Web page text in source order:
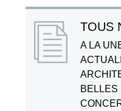
TOUS
A LA
BELLES